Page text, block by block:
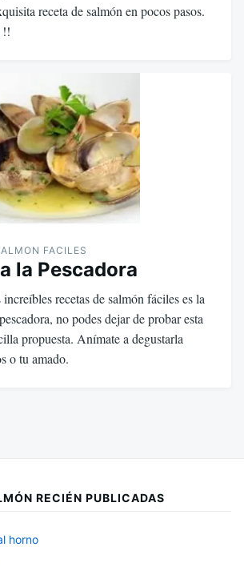
receta de salmón en pocos pasos.
!!
FACILES
la Pescadora
recetas de salmón fáciles es la
no podes dejar de probar esta
propuesta. Anímate a degustarla
o tu amado.
RECIÉN PUBLICADAS
horno